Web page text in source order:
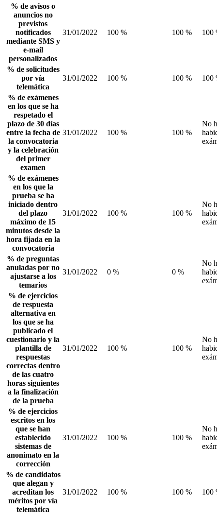
% de avisos o
anuncios no
previstos
notificados
mediante SMS y
e-mail
personalizados
31/01/2022 100 % 100 % 100
% de solicitudes
por vía
telemática
31/01/2022 100 % 100 % 100
% de exámenes
en los que se ha
respetado el
plazo de 30 días
entre la fecha de
la convocatoria
y la celebración
del primer
examen
31/01/2022 100 % 100 %
No
% de exámenes
en los que la
prueba se ha
iniciado dentro
del plazo
máximo de 15
minutos desde la
hora fijada en la
convocatoria
31/01/2022 100 % 100 %
No
% de preguntas
anuladas por no
ajustarse a los
temarios
31/01/2022 0 % 0 %
No
% de ejercicios
de respuesta
alternativa en
los que se ha
publicado el
cuestionario y la
plantilla de
respuestas
correctas dentro
de las cuatro
horas siguientes
a la finalización
de la prueba
31/01/2022 100 % 100 %
No
% de ejercicios
escritos en los
que se han
establecido
sistemas de
anonimato en la
corrección
31/01/2022 100 % 100 %
No
% de candidatos
que alegan y
acreditan los
méritos por vía
telemática
31/01/2022 100 % 100 % 100